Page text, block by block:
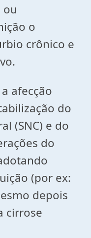
ou
o
crônico e
afecção
do
(SNC) e do
do
(por ex:
depois
cirrose